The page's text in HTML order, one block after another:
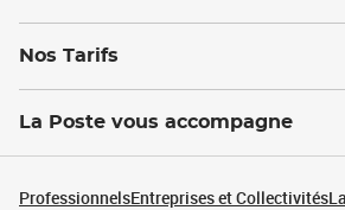
Nos Tarifs
La Poste vous accompagne
ProfessionnelsEntreprises et Collectivités